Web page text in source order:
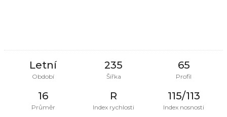
Letní
Období
235
Šířka
65
Profil
16
Průměr
R
Index rychlosti
115/113
Index nosnosti